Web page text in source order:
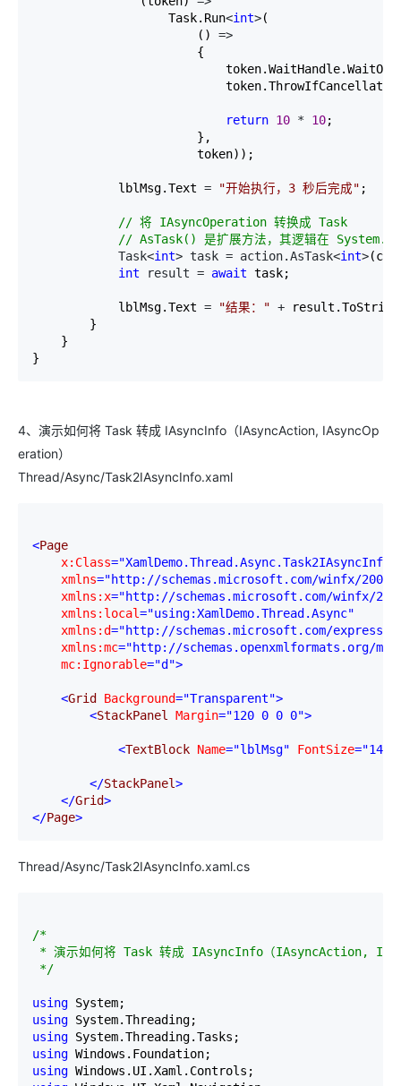
                   Task.Run
<int>(
                       ()
=>
                       {
return 10 * 10;
                       },
                       token));
            lblMsg.Text
= "开始执行，3 秒后完成" ;
// 将 IAsyncOperation 转换成 Task
// AsTask() 是扩展方法，其逻辑在
            Task<
int> task = action.AsTask<int>
int result = await task;
            lblMsg.Text
= "结果： " +
        }
    }
}
4、演示如何将 Task 转成 IAsyncInfo（IAsyncAction, IAsyncOp
eration）
Thread/Async/Task2IAsyncInfo.xaml
<Page
x:Class="XamlDemo.Thread.Async.Task2IAsyncInfo"
    xmlns
="http://schemas.microsoft.com/winfx/
    xmlns:x
="http://schemas.microsoft.com/winfx/
    xmlns:local
="using:XamlDemo.Thread.Async"
    xmlns:d
="http://schemas.microsoft.com/
    xmlns:mc
="http://schemas.openxmlformats.org/
    mc:Ignorable
="d">
<Grid Background="Transparent">
<StackPanel Margin="120 0 0 0">
<TextBlock Name="lblMsg" FontSize
</StackPanel>
</Grid>
</Page>
Thread/Async/Task2IAsyncInfo.xaml.cs
/*
* 演示如何将 Task 转成 IAsyncInfo（IAsyncAction,
*/
using
using
using
using
using